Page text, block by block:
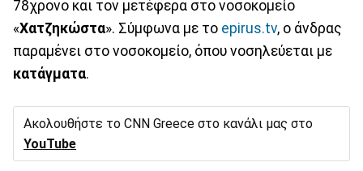
78χρονο και τον μετέφερα στο νοσοκομείο
«Χατζηκώστα». Σύμφωνα με το epirus.tv, ο άνδρας
παραμένει στο νοσοκομείο, όπου νοσηλεύεται με
κατάγματα.
Ακολουθήστε το CNN Greece στο κανάλι μας στο
YouTube